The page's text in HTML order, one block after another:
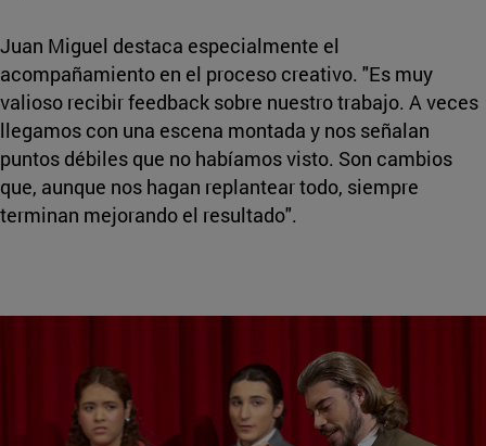
Juan Miguel destaca especialmente el
acompañamiento en el proceso creativo. "Es muy
valioso recibir feedback sobre nuestro trabajo. A veces
llegamos con una escena montada y nos señalan
puntos débiles que no habíamos visto. Son cambios
que, aunque nos hagan replantear todo, siempre
terminan mejorando el resultado".